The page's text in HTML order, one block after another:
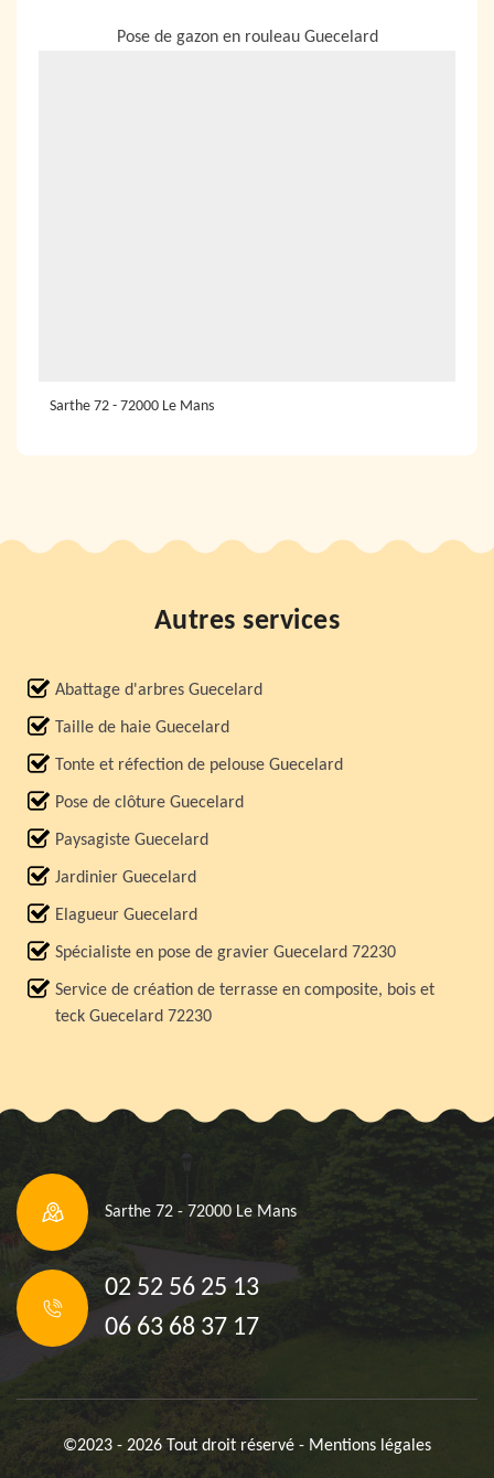
Pose de gazon en rouleau Guecelard
Sarthe 72 - 72000 Le Mans
Autres services
Abattage d'arbres Guecelard
Taille de haie Guecelard
Tonte et réfection de pelouse Guecelard
Pose de clôture Guecelard
Paysagiste Guecelard
Jardinier Guecelard
Elagueur Guecelard
Spécialiste en pose de gravier Guecelard 72230
Service de création de terrasse en composite, bois et
teck Guecelard 72230
Sarthe 72 - 72000 Le Mans
02 52 56 25 13
06 63 68 37 17
©2023 - 2026 Tout droit réservé - Mentions légales